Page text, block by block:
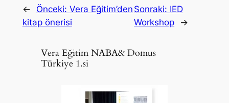
← Önceki: Vera Eğitim’den
kitap önerisi
Sonraki: IED
Workshop
→
Vera Eğitim NABA& Domus
Türkiye 1.si